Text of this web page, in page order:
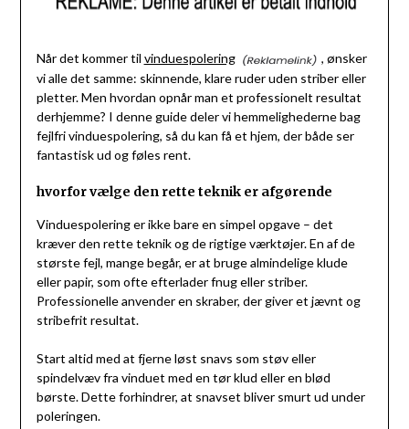
Når det kommer til vinduespolering
, ønsker
vi alle det samme: skinnende, klare ruder uden striber eller
pletter. Men hvordan opnår man et professionelt resultat
derhjemme? I denne guide deler vi hemmelighederne bag
fejlfri vinduespolering, så du kan få et hjem, der både ser
fantastisk ud og føles rent.
hvorfor vælge den rette teknik er afgørende
Vinduespolering er ikke bare en simpel opgave – det
kræver den rette teknik og de rigtige værktøjer. En af de
største fejl, mange begår, er at bruge almindelige klude
eller papir, som ofte efterlader fnug eller striber.
Professionelle anvender en skraber, der giver et jævnt og
stribefrit resultat.
Start altid med at fjerne løst snavs som støv eller
spindelvæv fra vinduet med en tør klud eller en blød
børste. Dette forhindrer, at snavset bliver smurt ud under
poleringen.